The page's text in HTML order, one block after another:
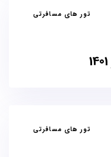
تور های مسافرتی
تور های مسافرتی